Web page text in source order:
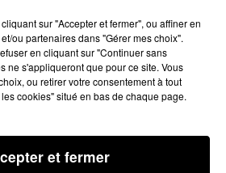
sec
DU 25/05/2023 À
sur "Accepter et fermer", ou affiner en
ou partenaires dans "Gérer mes choix".
en cliquant sur "Continuer sans
ne s'appliqueront que pour ce site. Vous
ou retirer votre consentement à tout
cookies" situé en bas de chaque page.
et fermer